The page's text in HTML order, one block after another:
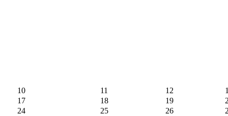
10 11 12
17
18 19
24
25 26